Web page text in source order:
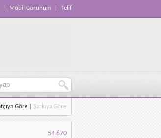
Mobil Görünüm Telif
Göre Şarkıya Göre
54.670